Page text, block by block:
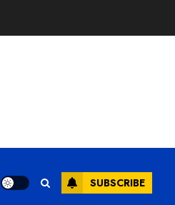
SUBSCRIBE